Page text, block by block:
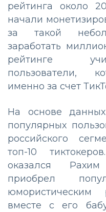
рейтинга около
начали
за такой
заработать
рейтинге
пользователи,
именно за счет
На основе
популярных
российского
топ-10
оказался
приобрел
юмористическим
вместе с его